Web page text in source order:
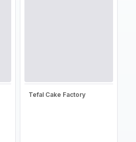
Tefal Cake Factory